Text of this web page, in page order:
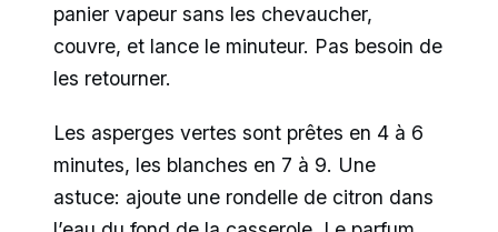
panier vapeur sans les chevaucher,
couvre, et lance le minuteur. Pas besoin de
les retourner.
Les asperges vertes sont prêtes en 4 à 6
minutes, les blanches en 7 à 9. Une
astuce: ajoute une rondelle de citron dans